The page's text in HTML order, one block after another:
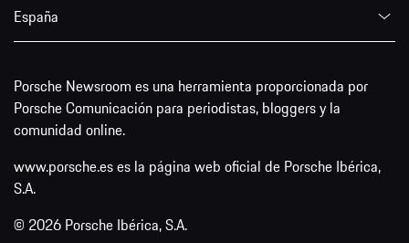
España
Porsche Newsroom es una herramienta proporcionada por
Porsche Comunicación para periodistas, bloggers y la
comunidad online.
www.porsche.es es la página web oficial de Porsche Ibérica,
S.A.
© 2026 Porsche Ibérica, S.A.